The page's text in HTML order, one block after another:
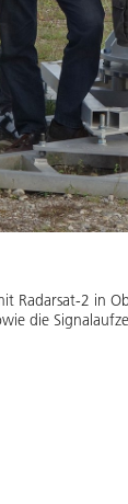
Radarsat-2 in
die